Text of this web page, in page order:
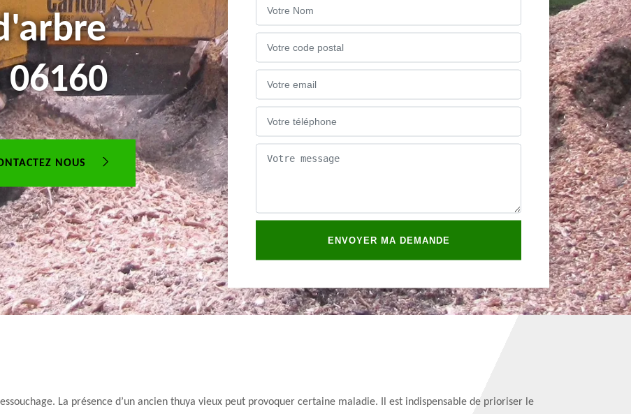
06160
NOUS
La présence d’un ancien thuya vieux peut provoquer certaine maladie. Il est indispensable de prioriser le